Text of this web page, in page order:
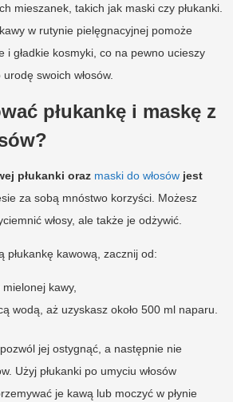
mieszanek, takich jak maski czy płukanki.
w rutynie pielęgnacyjnej pomoże
i gładkie kosmyki, co na pewno ucieszy
swoich włosów.
płukankę i maskę z
płukanki oraz maski do włosów jest
za sobą mnóstwo korzyści. Możesz
włosy, ale także je odżywić.
płukankę kawową, zacznij od:
kawy,
wodą, aż uzyskasz około 500 ml naparu.
jej ostygnąć, a następnie nie
Użyj płukanki po umyciu włosów
je kawą lub moczyć w płynie